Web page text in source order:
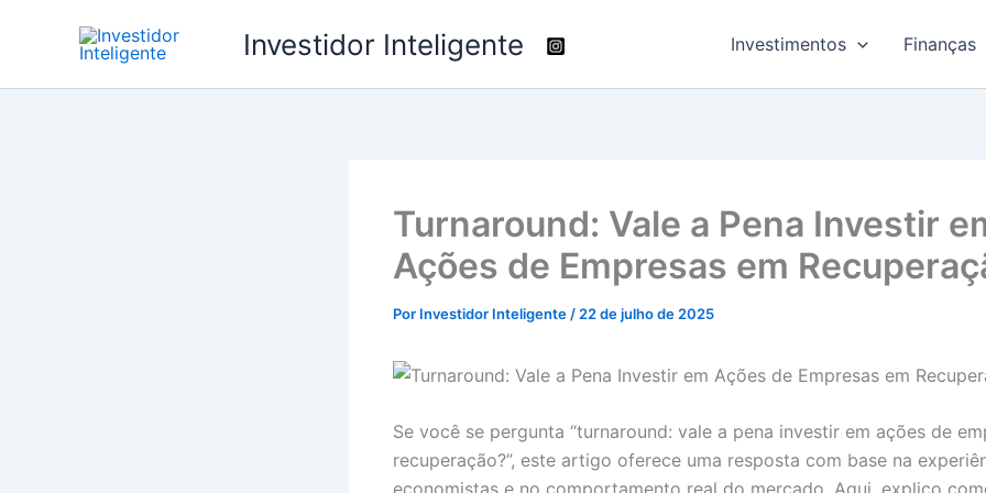
Investidor Inteligente Investimentos Finanças
Turnaround: Vale a Pena Investir
Ações de Empresas em
Por Investidor Inteligente / 22 de julho de 2025
Se você se pergunta “turnaround: vale a pena investir em ações de
recuperação?”, este artigo oferece uma resposta com base na